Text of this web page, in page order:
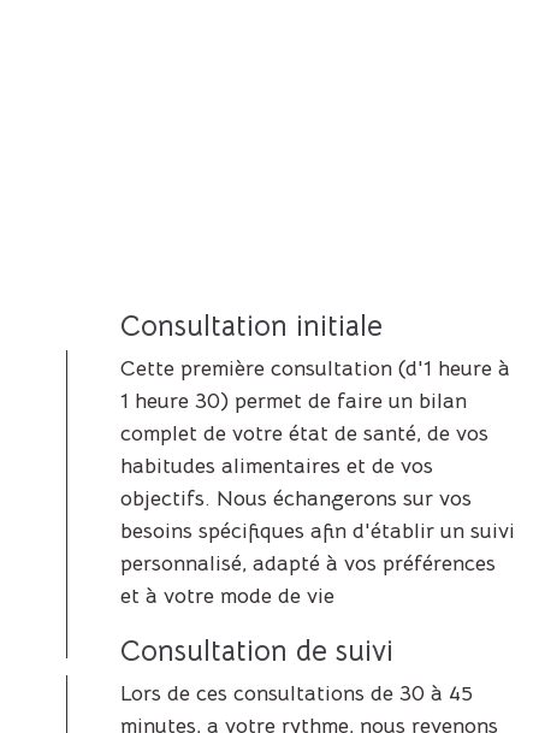
Consultation initiale
Cette première consultation (d'1 heure à
1 heure 30) permet de faire un bilan
complet de votre état de santé, de vos
habitudes alimentaires et de vos
objectifs. Nous échangerons sur vos
besoins spécifiques afin d'établir un suivi
personnalisé, adapté à vos préférences
et à votre mode de vie
Consultation de suivi
Lors de ces consultations de 30 à 45
minutes, a votre rythme, nous revenons